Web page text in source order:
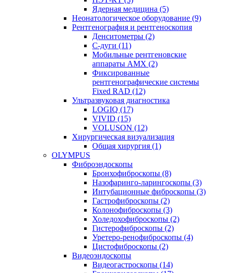
Ядерная медицина (5)
Неонатологическое оборудование (9)
Рентгенография и рентгеноскопия
Денситометры (2)
C-дуги (11)
Мобильные рентгеновские
аппараты AMX (2)
Фиксированные
рентгенографические системы
Fixed RAD (12)
Ультразвуковая диагностика
LOGIQ (17)
VIVID (15)
VOLUSON (12)
Хирургическая визуализация
Общая хирургия (1)
OLYMPUS
Фиброэндоскопы
Бронхофиброскопы (8)
Назофаринго-ларингоскопы (3)
Интубационные фиброскопы (3)
Гастрофиброскопы (2)
Колонофиброскопы (3)
Холедохофиброскопы (2)
Гистерофиброскопы (2)
Уретеро-ренофиброскопы (4)
Цистофиброскопы (2)
Видеоэндоскопы
Видеогастроскопы (14)